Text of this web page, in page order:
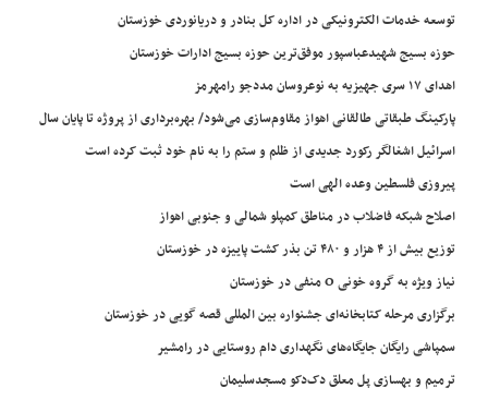
توسعه خدمات الکترونیکی در اداره کل بنادر و دریانوردی خوزستان
حوزه بسیج شهیدعباسپور موفق‌ترین حوزه بسیج ادارات خوزستان
اهدای ۱۷ سری جهیزیه به نوعروسان مددجو رامهرمز
پارکینگ طبقاتی طالقانی اهواز مقاوم‌سازی می‌شود/ بهره‌برداری از پروژه تا پایان سال
اسرائیل اشغالگر رکورد جدیدی از ظلم و ستم را به نام خود ثبت کرده است
پیروزی فلسطین وعده الهی است
اصلاح شبکه فاضلاب در مناطق کمپلو شمالی و جنوبی اهواز
توزیع بیش از ۴ هزار و ۴۸۰ تن بذر کشت پاییزه در خوزستان
نیاز ویژه به گروه خونی O منفی در خوزستان
برگزاری مرحله کتابخانه‌ای جشنواره بین المللی قصه گویی در خوزستان
سمپاشی رایگان جایگاه‌های نگهداری دام روستایی در رامشیر
ترمیم و بهسازی پل معلق دک‌دکو مسجدسلیمان